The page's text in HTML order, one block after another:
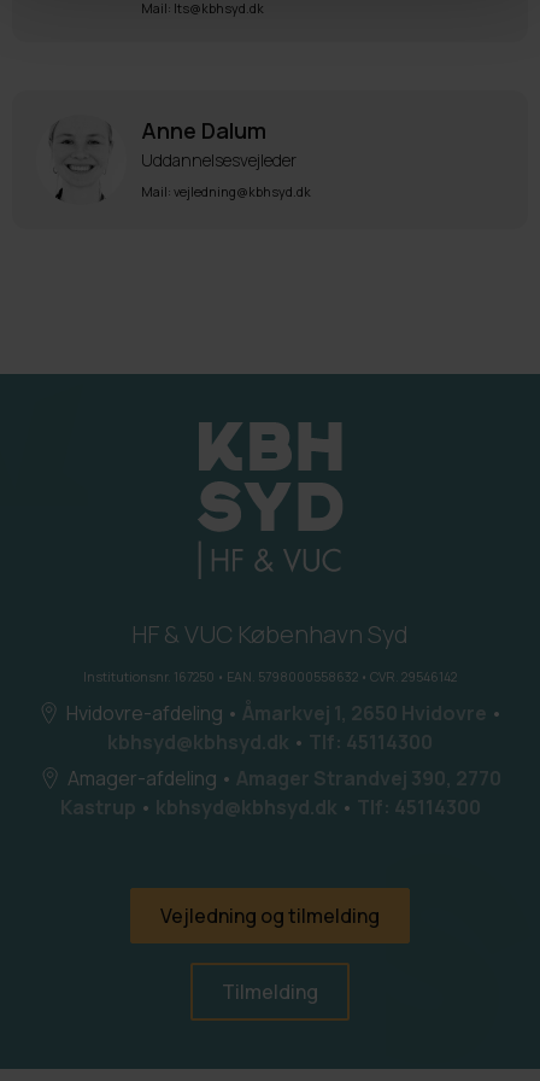
Mail: lts@kbhsyd.dk
Anne Dalum
Uddannelsesvejleder
Mail: vejledning@kbhsyd.dk
HF & VUC København Syd
Institutionsnr. 167250 • EAN. 5798000558632 • CVR. 29546142
Hvidovre-afdeling • Åmarkvej 1, 2650 Hvidovre •
kbhsyd@kbhsyd.dk • Tlf: 45114300
Amager-afdeling • Amager Strandvej 390, 2770
Kastrup • kbhsyd@kbhsyd.dk • Tlf: 45114300
Vejledning og tilmelding
Tilmelding